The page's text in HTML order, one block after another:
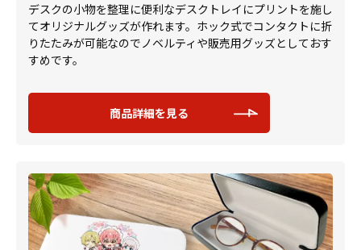
デスクの小物を整理に便利なデスクトレイにプリントを施し
てオリジナルグッズが作れます。ホック式でコンタクトに折
りたたみが可能なのでノベルティや販売用グッズとしておす
すめです。
商品詳細を見る